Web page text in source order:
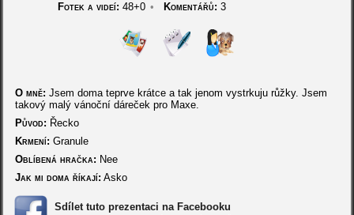
Fotek a videí: 48+0 • Komentářů: 3
O mně: Jsem doma teprve krátce a tak jenom vystrkuju růžky. Jsem
takový malý vánoční dáreček pro Maxe.
Původ: Řecko
Krmení: Granule
Oblíbená hračka: Nee
Jak mi doma říkají: Asko
Sdílet tuto prezentaci na Facebooku